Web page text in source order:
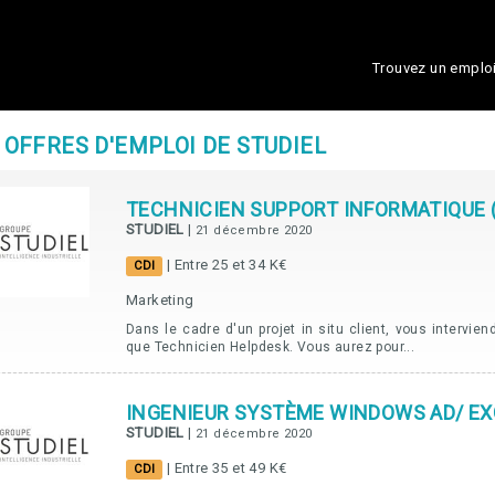
Trouvez un
D'EMPLOI DE STUDIEL
TECHNICIEN SUPPORT INFORMATIQUE
STUDIEL | 21 décembre 2020
CDI | Entre 25 et 34 K€
Marketing
Dans le cadre d'un projet in situ client, vous
que Technicien Helpdesk. Vous aurez pour...
INGENIEUR SYSTÈME WINDOWS AD/
STUDIEL | 21 décembre 2020
CDI | Entre 35 et 49 K€